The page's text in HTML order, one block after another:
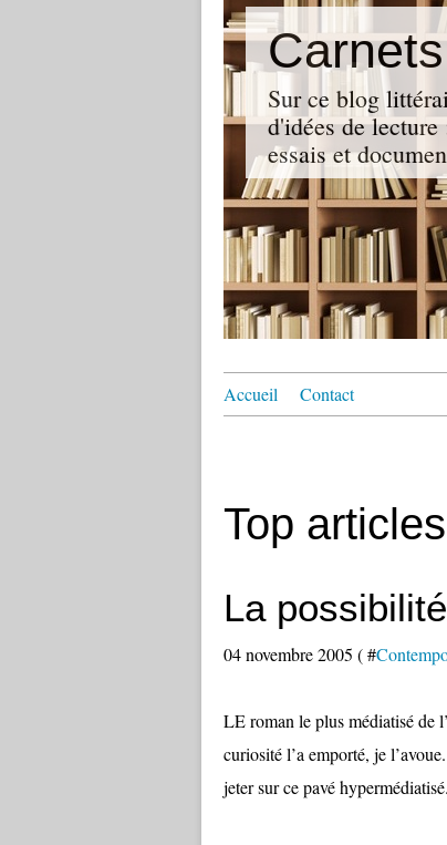
Sur ce blog
d'idées de
essais et
Accueil Contact
Top articles
La
04 novembre 2005 ( #
LE roman le plus médiatisé
curiosité l’a emporté, je
jeter sur ce pavé